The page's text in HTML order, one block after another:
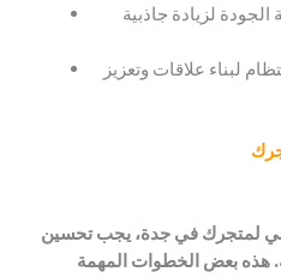
لزيادة جاذبية
لبناء علاقات وتعزيز
لمتجرك في جدة، يجب تحسين
هذه بعض الخطوات المهمة